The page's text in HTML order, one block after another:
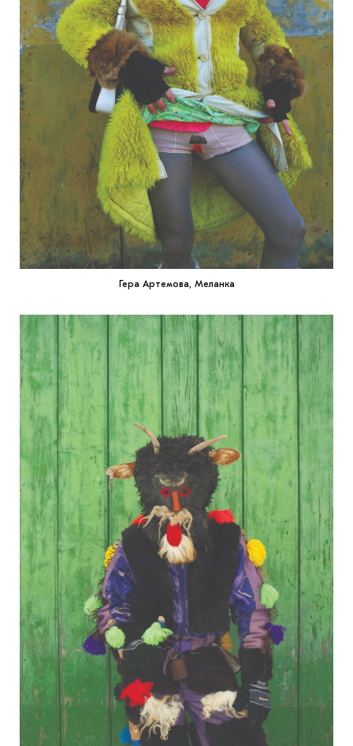
Гера Артемова, Меланка